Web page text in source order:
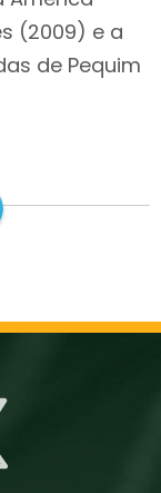
(2009) e a
de Pequim